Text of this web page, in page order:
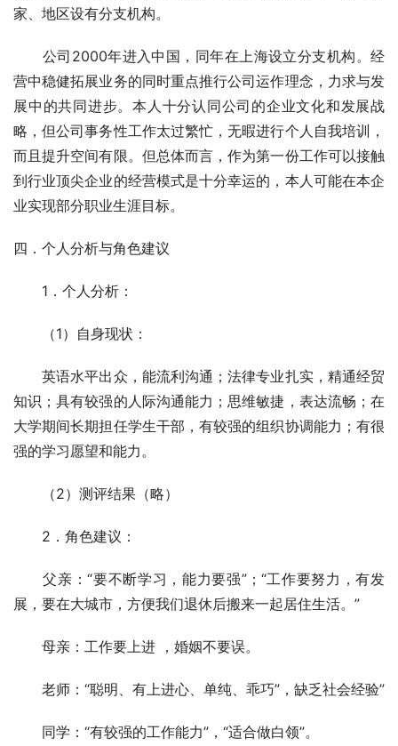
家、地区设有分支机构。
公司2000年进入中国，同年在上海设立分支机构。经
营中稳健拓展业务的同时重点推行公司运作理念，力求与发
展中的共同进步。本人十分认同公司的企业文化和发展战
略，但公司事务性工作太过繁忙，无暇进行个人自我培训，
而且提升空间有限。但总体而言，作为第一份工作可以接触
到行业顶尖企业的经营模式是十分幸运的，本人可能在本企
业实现部分职业生涯目标。
四．个人分析与角色建议
1．个人分析：
（1）自身现状：
英语水平出众，能流利沟通；法律专业扎实，精通经贸
知识；具有较强的人际沟通能力；思维敏捷，表达流畅；在
大学期间长期担任学生干部，有较强的组织协调能力；有很
强的学习愿望和能力。
（2）测评结果（略）
2．角色建议：
父亲：“要不断学习，能力要强”；“工作要努力，有发
展，要在大城市，方便我们退休后搬来一起居住生活。”
母亲：工作要上进 ，婚姻不要误。
同学：“有较强的工作能力”，“适合做白领”。